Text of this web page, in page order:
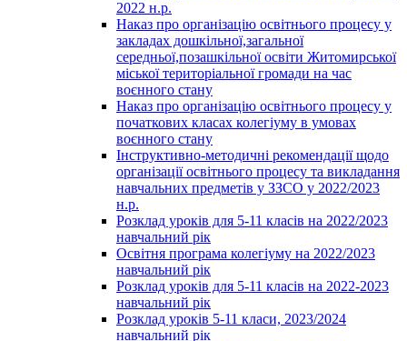
2022 н.р.
Наказ про організацію освітнього процесу у
закладах дошкільної,загальної
середньої,позашкільної освіти Житомирської
міської територіальної громади на час
воєнного стану
Наказ про організацію освітнього процесу у
початкових класах колегіуму в умовах
воєнного стану
Інструктивно-методичні рекомендації щодо
організації освітнього процесу та викладання
навчальних предметів у ЗЗСО у 2022/2023
н.р.
Розклад уроків для 5-11 класів на 2022/2023
навчальний рік
Освітня програма колегіуму на 2022/2023
навчальний рік
Розклад уроків для 5-11 класів на 2022-2023
навчальний рік
Розклад уроків 5-11 класи, 2023/2024
навчальний рік